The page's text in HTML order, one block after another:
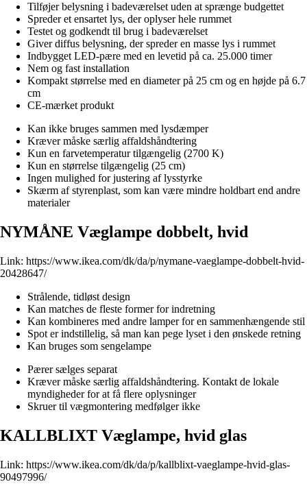
Tilføjer belysning i badeværelset uden at sprænge budgettet
Spreder et ensartet lys, der oplyser hele rummet
Testet og godkendt til brug i badeværelset
Giver diffus belysning, der spreder en masse lys i rummet
Indbygget LED-pære med en levetid på ca. 25.000 timer
Nem og fast installation
Kompakt størrelse med en diameter på 25 cm og en højde på 6.7
cm
CE-mærket produkt
Kan ikke bruges sammen med lysdæmper
Kræver måske særlig affaldshåndtering
Kun en farvetemperatur tilgængelig (2700 K)
Kun en størrelse tilgængelig (25 cm)
Ingen mulighed for justering af lysstyrke
Skærm af styrenplast, som kan være mindre holdbart end andre
materialer
NYMÅNE Væglampe dobbelt, hvid
Link: https://www.ikea.com/dk/da/p/nymane-vaeglampe-dobbelt-hvid-
20428647/
Strålende, tidløst design
Kan matches de fleste former for indretning
Kan kombineres med andre lamper for en sammenhængende stil
Spot er indstillelig, så man kan pege lyset i den ønskede retning
Kan bruges som sengelampe
Pærer sælges separat
Kræver måske særlig affaldshåndtering. Kontakt de lokale
myndigheder for at få flere oplysninger
Skruer til vægmontering medfølger ikke
KALLBLIXT Væglampe, hvid glas
Link: https://www.ikea.com/dk/da/p/kallblixt-vaeglampe-hvid-glas-
90497996/